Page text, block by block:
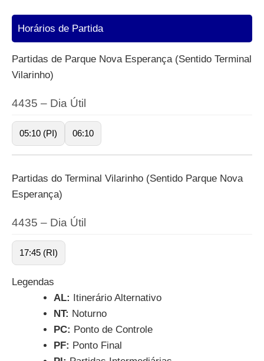
Horários de Partida
Partidas de Parque Nova Esperança (Sentido Terminal
Vilarinho)
4435 – Dia Útil
05:10 (PI) 06:10
Partidas do Terminal Vilarinho (Sentido Parque Nova
Esperança)
4435 – Dia Útil
17:45 (RI)
Legendas
AL: Itinerário Alternativo
NT: Noturno
PC: Ponto de Controle
PF: Ponto Final